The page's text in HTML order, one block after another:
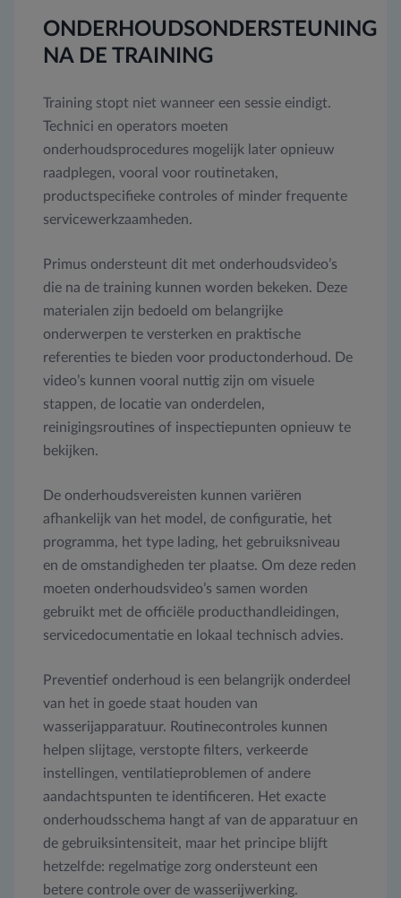
ONDERHOUDSONDERSTEUNING
NA DE TRAINING
Training stopt niet wanneer een sessie eindigt.
Technici en operators moeten
onderhoudsprocedures mogelijk later opnieuw
raadplegen, vooral voor routinetaken,
productspecifieke controles of minder frequente
servicewerkzaamheden.
Primus ondersteunt dit met onderhoudsvideo’s
die na de training kunnen worden bekeken. Deze
materialen zijn bedoeld om belangrijke
onderwerpen te versterken en praktische
referenties te bieden voor productonderhoud. De
video’s kunnen vooral nuttig zijn om visuele
stappen, de locatie van onderdelen,
reinigingsroutines of inspectiepunten opnieuw te
bekijken.
De onderhoudsvereisten kunnen variëren
afhankelijk van het model, de configuratie, het
programma, het type lading, het gebruiksniveau
en de omstandigheden ter plaatse. Om deze reden
moeten onderhoudsvideo’s samen worden
gebruikt met de officiële producthandleidingen,
servicedocumentatie en lokaal technisch advies.
Preventief onderhoud is een belangrijk onderdeel
van het in goede staat houden van
wasserijapparatuur. Routinecontroles kunnen
helpen slijtage, verstopte filters, verkeerde
instellingen, ventilatieproblemen of andere
aandachtspunten te identificeren. Het exacte
onderhoudsschema hangt af van de apparatuur en
de gebruiksintensiteit, maar het principe blijft
hetzelfde: regelmatige zorg ondersteunt een
betere controle over de wasserijwerking.